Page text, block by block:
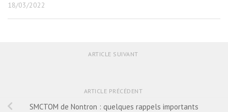
18/03/2022
ARTICLE SUIVANT
ARTICLE PRÉCÉDENT
SMCTOM de Nontron : quelques rappels importants